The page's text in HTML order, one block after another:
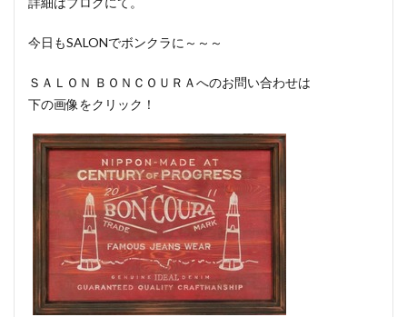
今日もSALONでボンクラに～～～
ＳＡＬＯＮ ＢＯＮＣＯＵＲＡへのお問い合わせは
下の画像をクリック！